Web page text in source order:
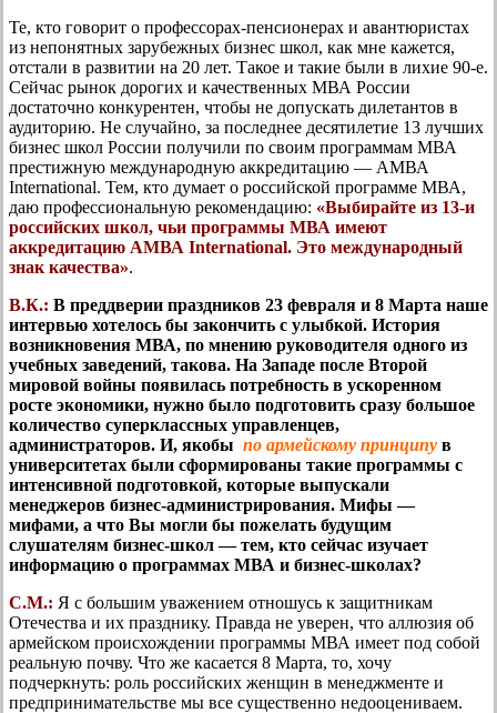
Те, кто говорит о профессорах-пенсионерах и авантюристах
из непонятных зарубежных бизнес школ, как мне кажется,
отстали в развитии на 20 лет. Такое и такие были в лихие 90-е.
Сейчас рынок дорогих и качественных МВА России
достаточно конкурентен, чтобы не допускать дилетантов в
аудиторию. Не случайно, за последнее десятилетие 13 лучших
бизнес школ России получили по своим программам МВА
престижную международную аккредитацию — АМВА
International. Тем, кто думает о российской программе МВА,
даю профессиональную рекомендацию: «Выбирайте из 13-и
российских школ, чьи программы МВА имеют
аккредитацию АМВА International. Это международный
знак качества».
В.К.: В преддверии праздников 23 февраля и 8 Марта наше
интервью хотелось бы закончить с улыбкой. История
возникновения МВА, по мнению руководителя одного из
учебных заведений, такова. На Западе после Второй
мировой войны появилась потребность в ускоренном
росте экономики, нужно было подготовить сразу большое
количество суперклассных управленцев,
администраторов. И, якобы по армейскому принципу в
университетах были сформированы такие программы с
интенсивной подготовкой, которые выпускали
менеджеров бизнес-администрирования. Мифы —
мифами, а что Вы могли бы пожелать будущим
слушателям бизнес-школ — тем, кто сейчас изучает
информацию о программах МВА и бизнес-школах?
С.М.: Я с большим уважением отношусь к защитникам
Отечества и их празднику. Правда не уверен, что аллюзия об
армейском происхождении программы МВА имеет под собой
реальную почву. Что же касается 8 Марта, то, хочу
подчеркнуть: роль российских женщин в менеджменте и
предпринимательстве мы все существенно недооцениваем.